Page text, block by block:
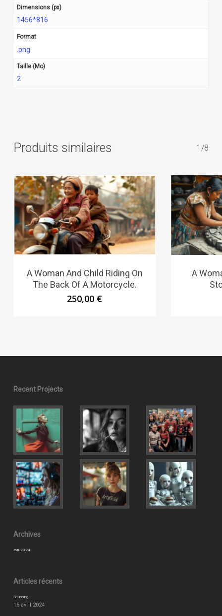
Dimensions (px)
1456*816
Format
.png
Taille (Mo)
2
Produits similaires 1/8
A Woman And Child Riding On
The Back Of A Motorcycle.
250,00 €
A
Recent Projects
Archives
avril 2024
Articles récents
Stunning
15 avril 2024